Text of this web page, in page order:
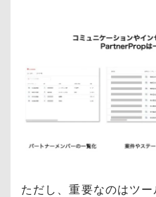
ただし、重要なのはツ